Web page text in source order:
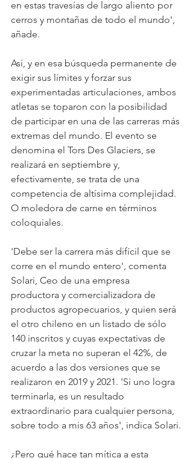
en estas travesías de largo aliento por
cerros y montañas de todo el mundo',
añade.
Así, y en esa búsqueda permanente de
exigir sus límites y forzar sus
experimentadas articulaciones, ambos
atletas se toparon con la posibilidad
de participar en una de las carreras más
extremas del mundo. El evento se
denomina el Tors Des Glaciers, se
realizará en septiembre y,
efectivamente, se trata de una
competencia de altísima complejidad.
O moledora de carne en términos
coloquiales.
'Debe ser la carrera más difícil que se
corre en el mundo entero', comenta
Solari, Ceo de una empresa
productora y comercializadora de
productos agropecuarios, y quien será
el otro chileno en un listado de sólo
140 inscritos y cuyas expectativas de
cruzar la meta no superan el 42%, de
acuerdo a las dos versiones que se
realizaron en 2019 y 2021. 'Si uno logra
terminarla, es un resultado
extraordinario para cualquier persona,
sobre todo a mis 63 años', indica Solari.
¿Pero qué hace tan mítica a esta